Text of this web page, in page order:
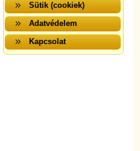
Sütik (cookiek)
Adatvédelem
Kapcsolat